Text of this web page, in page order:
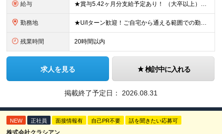
給与 ★賞与5.42ヶ月分支給予定あり！ （大卒以上）月給24万1,692円～39万5,780円＋各種手当＋賞与2回 （高卒以上）月給22万2,662円～39万5,780円＋各種手当＋賞与2回 ※上記は
勤務地 ★U/Iターン歓迎！ご自宅から通える範囲での勤務となります ★JR西日本本社（大阪市北区）または、当社事業エリア内（北陸から北九州まで）の各支社で勤務 ※関西に本社あり※ 〈近畿エリア〉 三重県（
残業時間 20時間以内
求人を見る 検討中に入れる
掲載終了予定日： 2026.08.31
NEW 正社員 面接情報有 自己PR不要 話を聞きたい応募可
株式会社クラシアン